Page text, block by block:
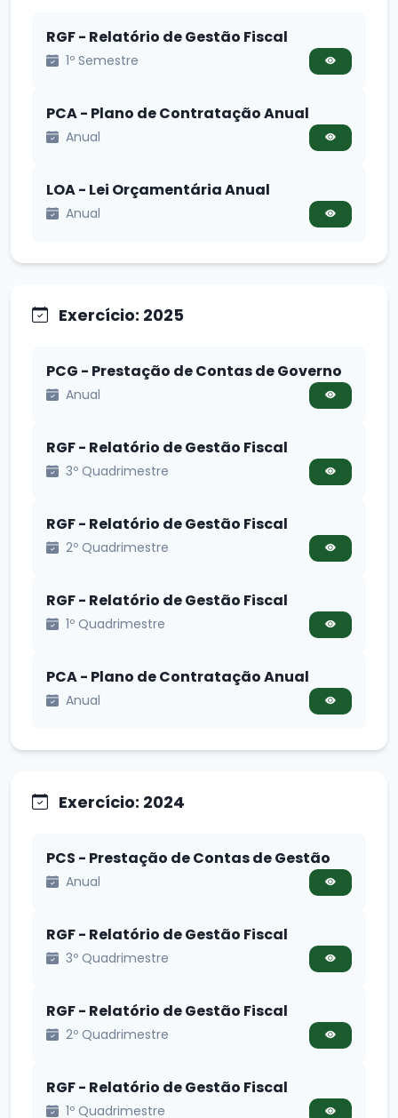
RGF - Relatório de Gestão Fiscal
1º Semestre
PCA - Plano de Contratação Anual
Anual
LOA - Lei Orçamentária Anual
Anual
Exercício: 2025
PCG - Prestação de Contas de Governo
Anual
RGF - Relatório de Gestão Fiscal
3º Quadrimestre
RGF - Relatório de Gestão Fiscal
2º Quadrimestre
RGF - Relatório de Gestão Fiscal
1º Quadrimestre
PCA - Plano de Contratação Anual
Anual
Exercício: 2024
PCS - Prestação de Contas de Gestão
Anual
RGF - Relatório de Gestão Fiscal
3º Quadrimestre
RGF - Relatório de Gestão Fiscal
2º Quadrimestre
RGF - Relatório de Gestão Fiscal
1º Quadrimestre